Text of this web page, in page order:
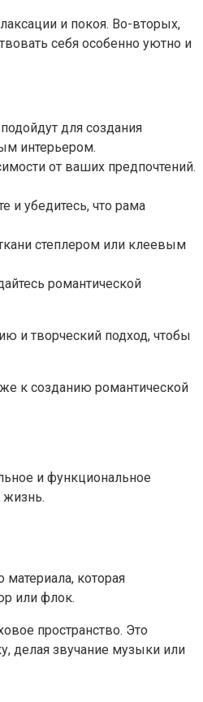
и покоя. Во-вторых,
себя особенно уютно и
для создания
интерьером.
от ваших предпочтений.
и убедитесь, что рама
степлером или клеевым
романтической
и творческий подход, чтобы
к созданию романтической
и функциональное
жизнь.
которая
или флок.
пространство. Это
делая звучание музыки или